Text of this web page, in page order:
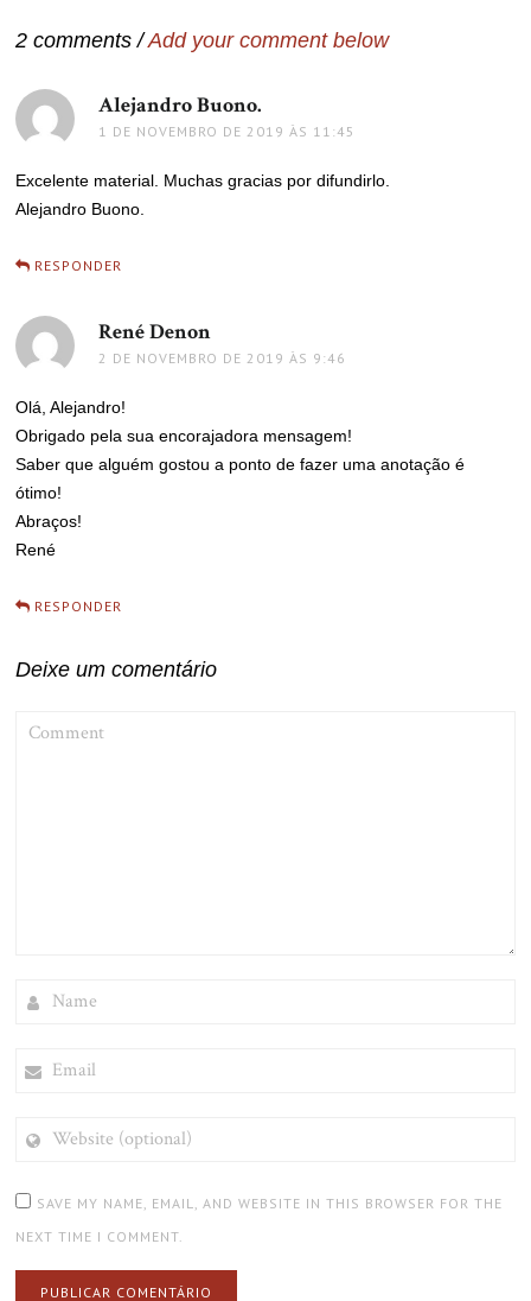
2 comments /Add your comment below
Alejandro Buono.
1 DE NOVEMBRO DE 2019 ÀS 11:45
Excelente material. Muchas gracias por difundirlo.
Alejandro Buono.
RESPONDER
René Denon
2 DE NOVEMBRO DE 2019 ÀS 9:46
Olá, Alejandro!
Obrigado pela sua encorajadora mensagem!
Saber que alguém gostou a ponto de fazer uma anotação é
ótimo!
Abraços!
René
RESPONDER
Deixe um comentário
(OPTIONAL)
SAVE MY NAME, EMAIL, AND WEBSITE IN THIS BROWSER FOR THE
NEXT TIME I COMMENT.